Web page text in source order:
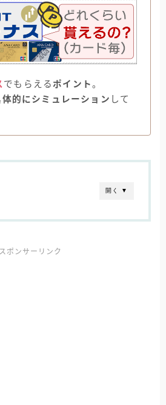
でもらえるポイント。
体的にシミュレーション して
開く ▼
スポンサーリンク